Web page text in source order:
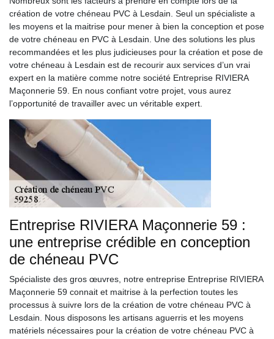
création de votre chéneau PVC à Lesdain. Seul un spécialiste a
les moyens et la maitrise pour mener à bien la conception et pose
de votre chéneau en PVC à Lesdain. Une des solutions les plus
recommandées et les plus judicieuses pour la création et pose de
votre chéneau à Lesdain est de recourir aux services d’un vrai
expert en la matière comme notre société Entreprise RIVIERA
Maçonnerie 59. En nous confiant votre projet, vous aurez
l’opportunité de travailler avec un véritable expert.
Entreprise RIVIERA Maçonnerie 59 :
une entreprise crédible en conception
de chéneau PVC
Spécialiste des gros œuvres, notre entreprise Entreprise RIVIERA
Maçonnerie 59 connait et maitrise à la perfection toutes les
processus à suivre lors de la création de votre chéneau PVC à
Lesdain. Nous disposons les artisans aguerris et les moyens
matériels nécessaires pour la création de votre chéneau PVC à